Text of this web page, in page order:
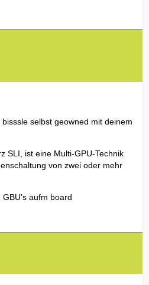
selbst geowned mit deinem
SLI, ist eine Multi-GPU-Technik
von zwei oder mehr
aufm board